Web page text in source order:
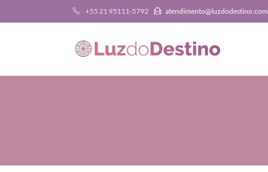
+55 21 95111-5792 atendimento@luzdodestino.com